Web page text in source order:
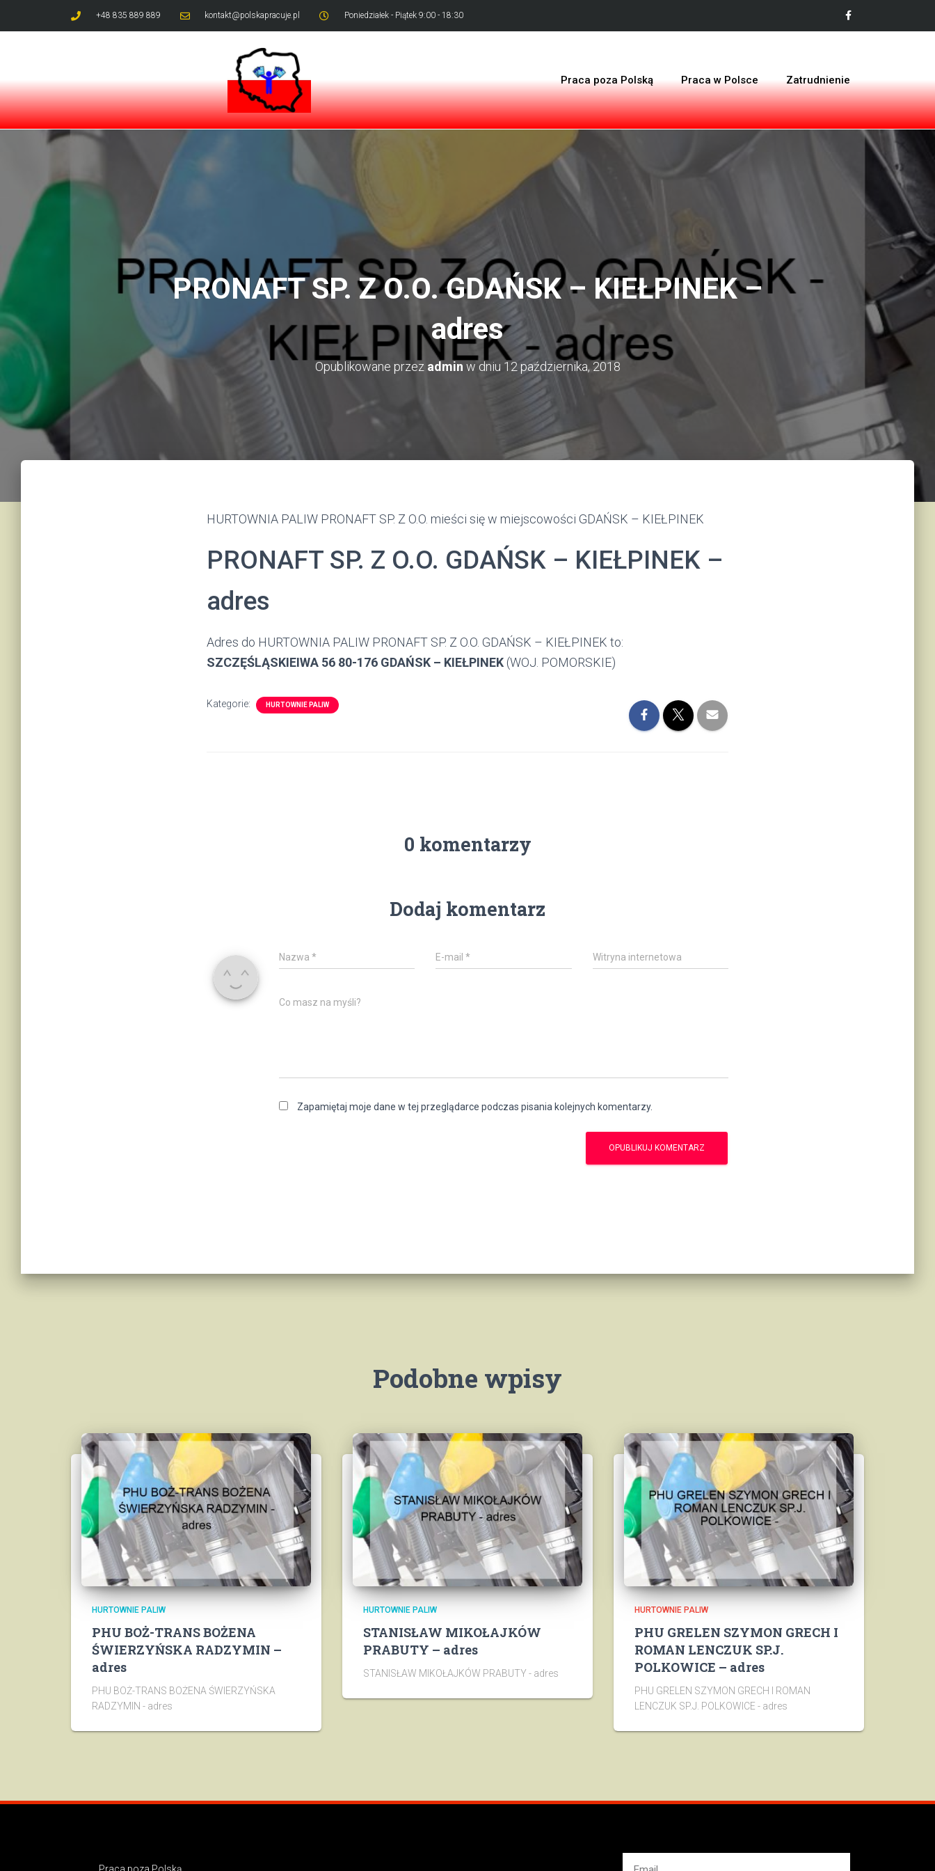
+48 835 889 889 kontakt@polskapracuje.pl Poniedziałek - Piątek 9:00 - 18:30
Praca poza Polską Praca w Polsce Zatrudnienie
PRONAFT SP. Z O.O. GDAŃSK – KIEŁPINEK –
adres
Opublikowane przez admin w dniu 12 października, 2018
HURTOWNIA PALIW PRONAFT SP. Z O.O. mieści się w miejscowości GDAŃSK – KIEŁPINEK
PRONAFT SP. Z O.O. GDAŃSK – KIEŁPINEK –
adres
Adres do HURTOWNIA PALIW PRONAFT SP. Z O.O. GDAŃSK – KIEŁPINEK to:
SZCZĘŚLĄSKIEIWA 56 80-176 GDAŃSK – KIEŁPINEK (WOJ. POMORSKIE)
Kategorie: HURTOWNIE PALIW
0 komentarzy
Dodaj komentarz
Nazwa * E-mail* Witryna internetowa
Co masz na myśli?
Zapamiętaj moje dane w tej przeglądarce podczas pisania kolejnych komentarzy.
Podobne wpisy
HURTOWNIE PALIW
PHU BOŻ-TRANS BOŻENA
ŚWIERZYŃSKA RADZYMIN –
adres
PHU BOŻ-TRANS BOŻENA ŚWIERZYŃSKA
RADZYMIN - adres
HURTOWNIE PALIW
STANISŁAW MIKOŁAJKÓW
PRABUTY – adres
STANISŁAW MIKOŁAJKÓW PRABUTY - adres
HURTOWNIE PALIW
PHU GRELEN SZYMON GRECH I
ROMAN LENCZUK SP.J.
POLKOWICE – adres
PHU GRELEN SZYMON GRECH I ROMAN
LENCZUK SP.J. POLKOWICE - adres